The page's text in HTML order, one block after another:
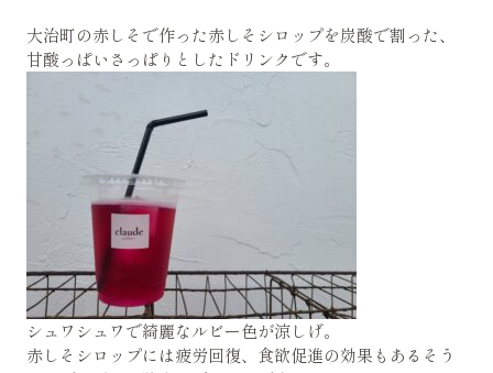
大治町の赤しそで作った赤しそシロップを炭酸で割った、
甘酸っぱいさっぱりとしたドリンクです。
シュワシュワで綺麗なルビー色が涼しげ。
赤しそシロップには疲労回復、食欲促進の効果もあるそう